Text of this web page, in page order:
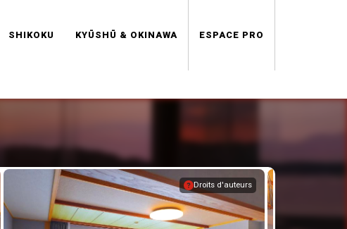
SHIKOKU KYŪSHŪ & OKINAWA ESPACE PRO
Droits d'auteurs